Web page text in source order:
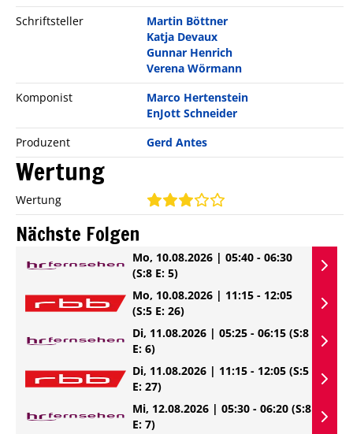
Schriftsteller
Martin Böttner
Katja Devaux
Gunnar Henrich
Verena Wörmann
Komponist
Marco Hertenstein
EnJott Schneider
Produzent
Gerd Antes
Wertung
Wertung
Nächste Folgen
Mo, 10.08.2026 | 05:40 - 06:30
(S:8 E: 5)
Mo, 10.08.2026 | 11:15 - 12:05
(S:5 E: 26)
Di, 11.08.2026 | 05:25 - 06:15 (S:8
E: 6)
Di, 11.08.2026 | 11:15 - 12:05 (S:5
E: 27)
Mi, 12.08.2026 | 05:30 - 06:20 (S:8
E: 7)